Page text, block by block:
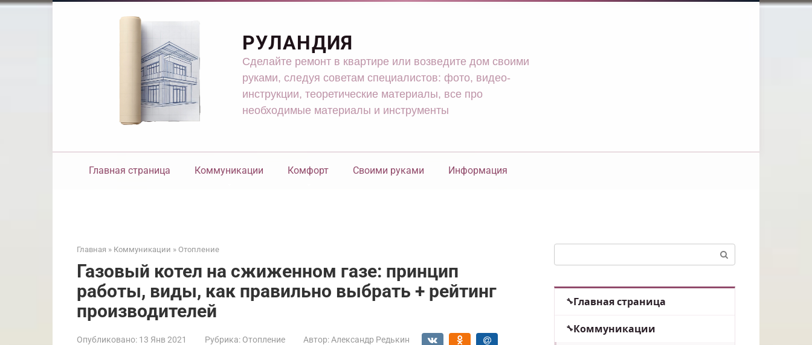
Перейти
РУЛАНДИЯ
Сделайте ремонт в квартире или возведите дом своими
руками, следуя советам специалистов: фото, видео-
инструкции, теоретические материалы, все про
необходимые материалы и инструменты
Главная страница Коммуникации Комфорт Своими руками Информация
Главная » Коммуникации » Отопление
Газовый котел на сжиженном газе: принцип
работы, виды, как правильно выбрать + рейтинг
производителей
Опубликовано: 13 Янв 2021 Рубрика: Отопление Автор: Александр Редькин
Главная страница
Коммуникации